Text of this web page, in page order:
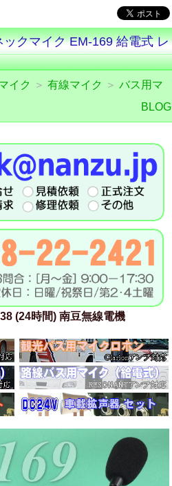
クマイク EM-169 給電式 レ
イク ＞ 有線マイク ＞ バス用マ
BLOG
(24時間) 南豆無線電機